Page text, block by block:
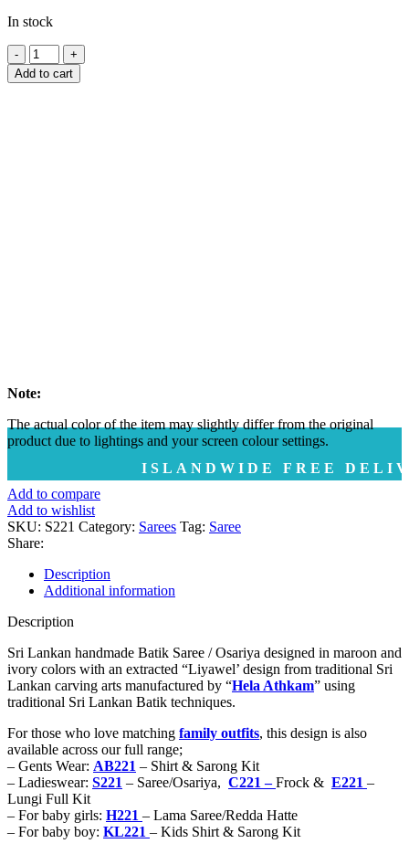
In stock
Handmade
Batik
Saree
Add to cart
Note:
The actual color of the item may slightly differ from the original
product due to lightings and your screen colour settings.
ISLANDWIDE FREE
Add to compare
Add to wishlist
SKU: S221 Category: Sarees Tag: Saree
Share:
Description
Additional information
Description
Sri Lankan handmade Batik Saree / Osariya designed in maroon and
ivory colors with an extracted “Liyawel’ design from traditional Sri
Lankan carving arts manufactured by “Hela Athkam” using
traditional Sri Lankan Batik techniques.
For those who love matching family outfits, this design is also
available across our full range;
– Gents Wear: AB221 – Shirt & Sarong Kit
– Ladieswear: S221 – Saree/Osariya, C221 –Frock & E221 –
Lungi Full Kit
– For baby girls: H221 – Lama Saree/Redda Hatte
– For baby boy: KL221 – Kids Shirt & Sarong Kit